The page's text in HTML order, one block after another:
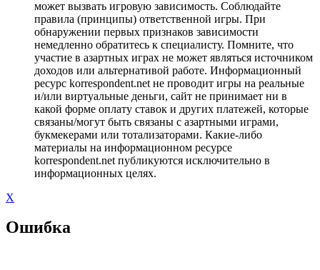
может вызвать игровую зависимость. Соблюдайте
правила (принципы) ответственной игры. При
обнаружении первых признаков зависимости
немедленно обратитесь к специалисту. Помните, что
участие в азартных играх не может являться источником
доходов или альтернативой работе. Информационный
ресурс korrespondent.net не проводит игры на реальные
и/или виртуальные деньги, сайт не принимает ни в
какой форме оплату ставок и других платежей, которые
связаны/могут быть связаны с азартными играми,
букмекерами или тотализаторами. Какие-либо
материалы на информационном ресурсе
korrespondent.net публикуются исключительно в
информационных целях.
X
Ошибка